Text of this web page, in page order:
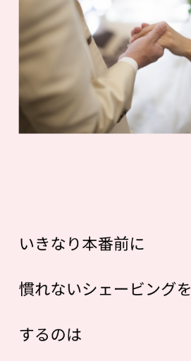
いきなり本番前に
慣れないシェービングを
するのは